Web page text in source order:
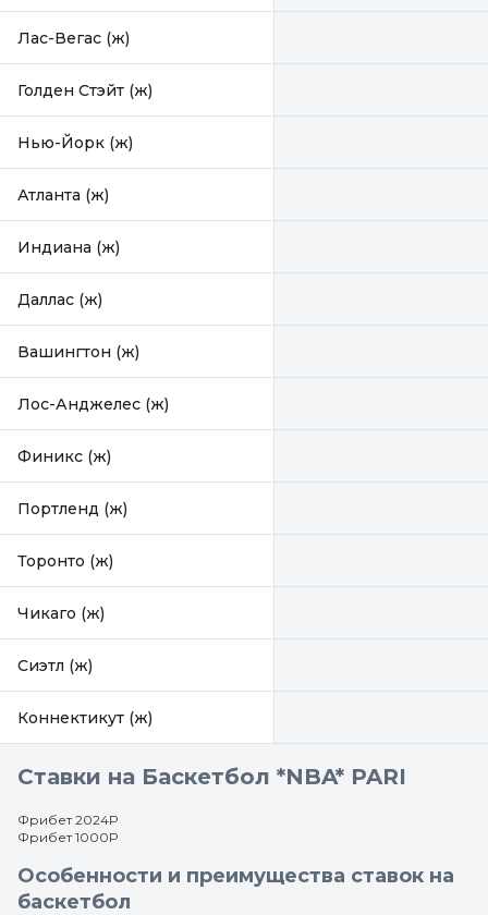
Лас-Вегас (ж)
Голден Стэйт (ж)
Нью-Йорк (ж)
Атланта (ж)
Индиана (ж)
Даллас (ж)
Вашингтон (ж)
Лос-Анджелес (ж)
Финикс (ж)
Портленд (ж)
Торонто (ж)
Чикаго (ж)
Сиэтл (ж)
Коннектикут (ж)
Ставки на Баскетбол *NBA* PARI
Фрибет 2024Р
Фрибет 1000Р
Особенности и преимущества ставок на
баскетбол